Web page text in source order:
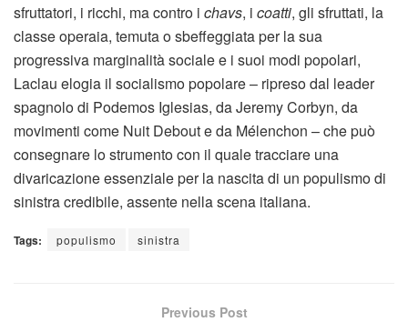
sfruttatori, i ricchi, ma contro i chavs, i coatti, gli sfruttati, la
classe operaia, temuta o sbeffeggiata per la sua
progressiva marginalità sociale e i suoi modi popolari,
Laclau elogia il socialismo popolare – ripreso dal leader
spagnolo di Podemos Iglesias, da Jeremy Corbyn, da
movimenti come Nuit Debout e da Mélenchon – che può
consegnare lo strumento con il quale tracciare una
divaricazione essenziale per la nascita di un populismo di
sinistra credibile, assente nella scena italiana.
Tags: populismo sinistra
Previous Post